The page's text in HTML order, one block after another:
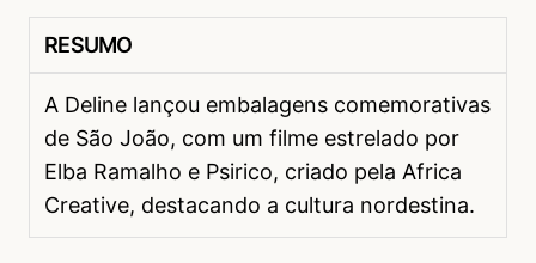
RESUMO
A Deline lançou embalagens comemorativas
de São João, com um filme estrelado por
Elba Ramalho e Psirico, criado pela Africa
Creative, destacando a cultura nordestina.